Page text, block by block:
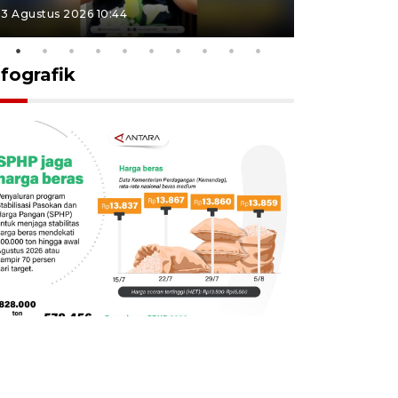
3 Agustus 2026 10:44